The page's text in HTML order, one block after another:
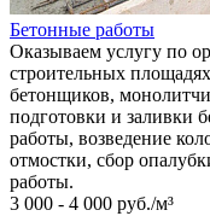
Бетонные работы
Оказываем услугу по
строительных
бетонщиков,
подготовки и заливки
работы, возведение
отмостки, сбор
работы.
3 000 - 4 000 руб./м³